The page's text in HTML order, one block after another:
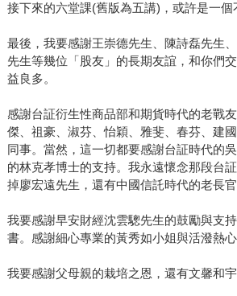
接下來的六堂課(舊版為五講)，或許是一個
最後，我要感謝王崇德先生、陳詩磊先生
先生等幾位「股友」的長期友誼，和你們
益良多。
感謝台証衍生性商品部和期貨時代的老戰
傑、祖豪、淑芬、怡穎、雅斐、春芬、建
同事。當然，這一切都要感謝台証時代的
的林克孝博士的支持。我永遠懷念那段台
掉廖宏遠先生，還有中國信託時代的老長官
我要感謝早安財經沈雲驄先生的鼓勵與支
書。感謝細心專業的黃秀如小姐與活潑熱心
我要感謝父母親的栽培之恩，還有文馨和宇